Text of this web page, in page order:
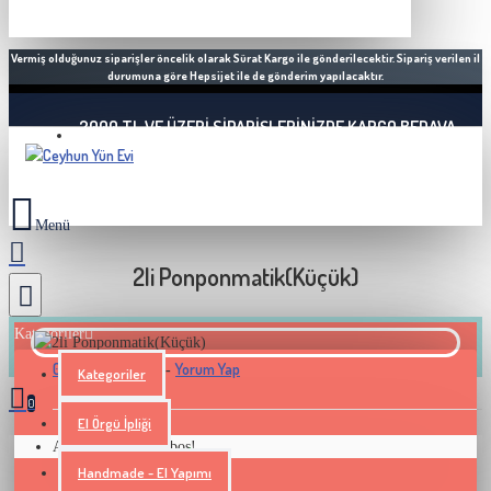
Vermiş olduğunuz siparişler öncelik olarak Sürat Kargo ile gönderilecektir. Sipariş verilen il
durumuna göre Hepsijet ile de gönderim yapılacaktır.
2000 TL VE ÜZERI SIPARIŞLERINIZDE KARGO BEDAVA
Kategoriler
Kategoriler
El Örgü İpliği
Handmade - El Yapımı
0
Alışveriş sepetiniz boş!
2li Ponponmatik(Küçük)
0 yorum yapılmış. - Yorum Yap
STOK ADETI : 2
Marka: Ceyhun Yün